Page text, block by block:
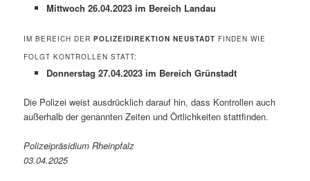
Mittwoch 26.04.2023 im Bereich Landau
IM BEREICH DERPOLIZEIDIREKTION NEUSTADT FINDEN WIE
FOLGT KONTROLLEN STATT:
Donnerstag 27.04.2023 im Bereich Grünstadt
Die Polizei weist ausdrücklich darauf hin, dass Kontrollen auch
außerhalb der genannten Zeiten und Örtlichkeiten stattfinden.
Polizeipräsidium Rheinpfalz
03.04.2025